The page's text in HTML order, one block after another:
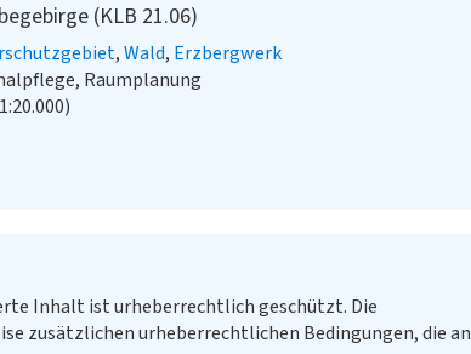
(KLB 21.06)
Wald Erzbergwerk
Raumplanung
Inhalt ist urheberrechtlich geschützt. Die
zusätzlichen urheberrechtlichen Bedingungen, die an